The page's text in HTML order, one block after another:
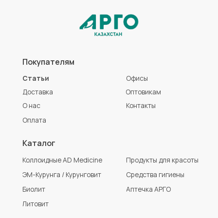
Политика конфиденциальности